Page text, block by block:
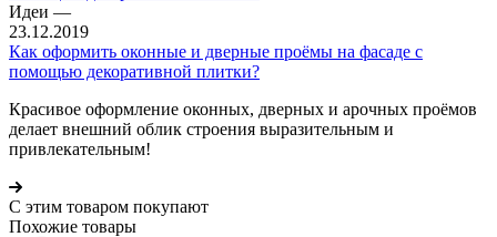
Идеи —
23.12.2019
Как оформить оконные и дверные проёмы на фасаде с
помощью декоративной плитки?
Красивое оформление оконных, дверных и арочных проёмов
делает внешний облик строения выразительным и
привлекательным!
С этим товаром покупают
Похожие товары